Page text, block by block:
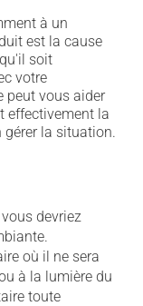
à un
est la cause
soit
votre
peut vous aider
effectivement la
gérer la situation.
devriez
où il ne sera
à la lumière du
toute